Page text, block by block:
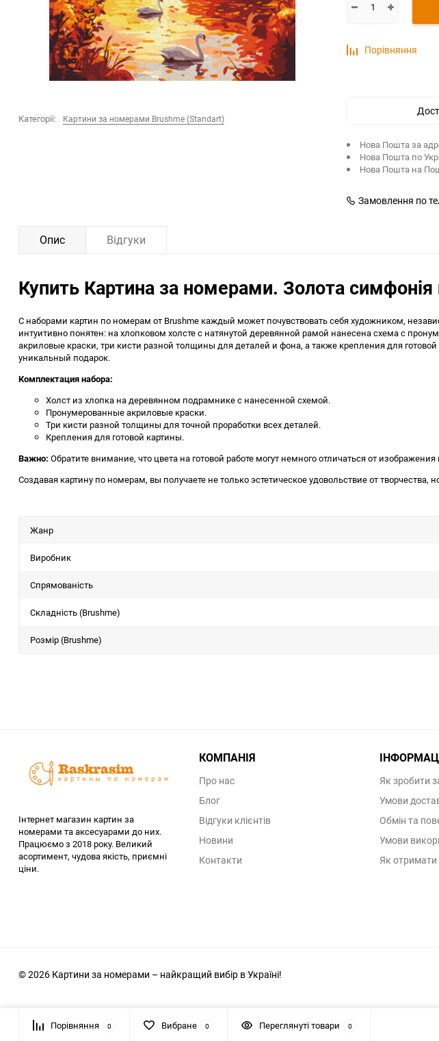
Категорії: Картини за номерами Brushme (Standart)
Порівняння
Нова Пошта за
Нова Пошта по
Нова Пошта на
Замовлення по
Опис Відгуки
Купить Картина за номерами. Золота
С наборами картин по номерам от Brushme каждый может почувствовать себя художником,
интуитивно понятен: на хлопковом холсте с натянутой деревянной рамой нанесена схема с
акриловые краски, три кисти разной толщины для деталей и фона, а также крепления для
уникальный подарок.
Комплектация набора:
Холст из хлопка на деревянном подрамнике с нанесенной схемой.
Пронумерованные акриловые краски.
Три кисти разной толщины для точной проработки всех деталей.
Крепления для готовой картины.
Важно: Обратите внимание, что цвета на готовой работе могут немного отличаться от
Создавая картину по номерам, вы получаете не только эстетическое удовольствие от
Жанр
Виробник
Спрямованість
Складність (Brushme)
Розмір (Brushme)
Інтернет магазин картин за
номерами та аксесуарами до них.
Працюємо з 2018 року. Великий
асортимент, чудова якість, приємні
ціни.
КОМПАНІЯ
Про нас
Блог
Відгуки клієнтів
Новини
Контакти
Як зробити
Умови
Обмін та
Умови
Як
© 2026 Картини за номерами – найкращий вибір в Україні!
Порівняння 0 Вибране 0 Переглянуті товари 0